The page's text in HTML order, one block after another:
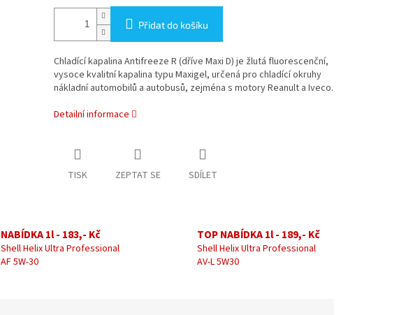
Přidat do košíku
Chladící kapalina Antifreeze R (dříve Maxi D) je žlutá fluorescenční,
vysoce kvalitní kapalina typu Maxigel, určená pro chladící okruhy
nákladní automobilů a autobusů, zejména s motory Reanult a Iveco.
Detailní informace
TISK ZEPTAT SE SDÍLET
NABÍDKA 1l - 183,- Kč
Shell Helix Ultra Professional
AF 5W-30
TOP NABÍDKA 1l - 189,- Kč
Shell Helix Ultra Professional
AV-L 5W30